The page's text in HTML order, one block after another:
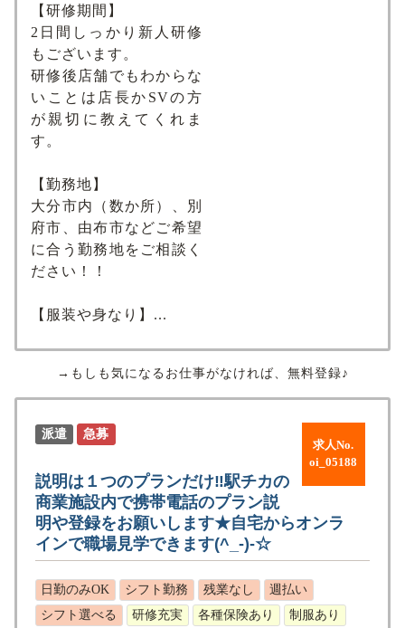
【研修期間】
2日間しっかり新人研修
もございます。
研修後店舗でもわからな
いことは店長かSVの方
が親切に教えてくれま
す。
【勤務地】
大分市内（数か所）、別
府市、由布市などご希望
に合う勤務地をご相談く
ださい！！
【服装や身なり】...
→もしも気になるお仕事がなければ、無料登録♪
求人No.
oi_05188
派遣 急募
説明は１つのプランだけ‼駅チカの
商業施設内で携帯電話のプラン説
明や登録をお願いします★自宅からオンラ
インで職場見学できます(^_-)-☆
日勤のみOK シフト勤務 残業なし
週払い
シフト選べる
研修充実 各種保険あり 制服あり